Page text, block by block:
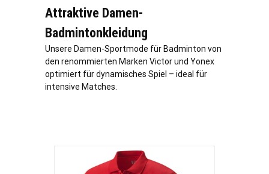
Attraktive Damen-
Badmintonkleidung
Unsere Damen-Sportmode für Badminton von
den renommierten Marken Victor und Yonex
optimiert für dynamisches Spiel – ideal für
intensive Matches.